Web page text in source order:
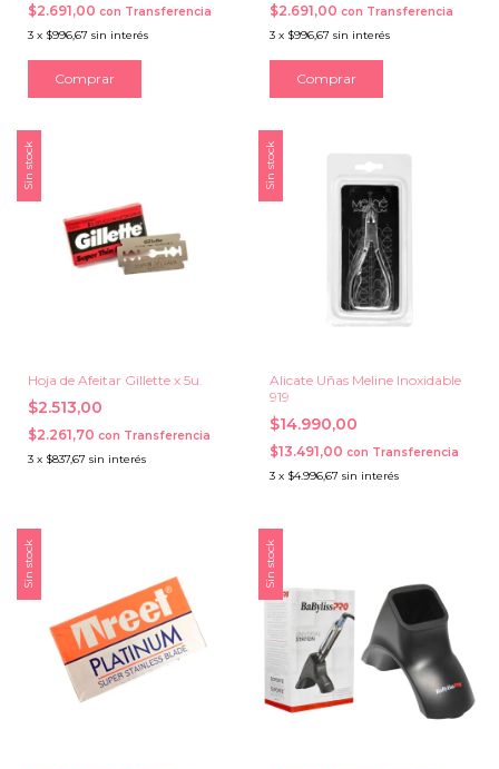
$2.691,00 con Transferencia
3 x $996,67 sin interés
$2.691,00 con Transferencia
3 x $996,67 sin interés
Sin stock
Hoja de Afeitar Gillette x 5u.
$2.513,00
$2.261,70 con Transferencia
3 x $837,67 sin interés
Sin stock
Alicate Uñas Meline Inoxidable
919
$14.990,00
$13.491,00 con Transferencia
3 x $4.996,67 sin interés
Sin stock Sin stock